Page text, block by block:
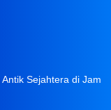
Sejahtera di Jam